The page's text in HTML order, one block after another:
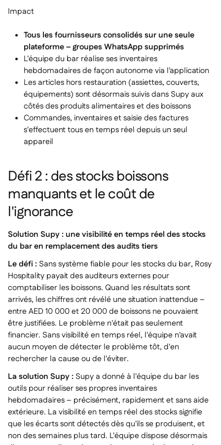
Impact
Tous les fournisseurs consolidés sur une seule
plateforme – groupes WhatsApp supprimés
L'équipe du bar réalise ses inventaires
hebdomadaires de façon autonome via l'application
Les articles hors restauration (assiettes, couverts,
équipements) sont désormais suivis dans Supy aux
côtés des produits alimentaires et des boissons
Commandes, inventaires et saisie des factures
s'effectuent tous en temps réel depuis un seul
appareil
Défi 2 : des stocks boissons
manquants et le coût de
l'ignorance
Solution Supy : une visibilité en temps réel des stocks
du bar en remplacement des audits tiers
Le défi : Sans système fiable pour les stocks du bar, Rosy
Hospitality payait des auditeurs externes pour
comptabiliser les boissons. Quand les résultats sont
arrivés, les chiffres ont révélé une situation inattendue –
entre AED 10 000 et 20 000 de boissons ne pouvaient
être justifiées. Le problème n'était pas seulement
financier. Sans visibilité en temps réel, l'équipe n'avait
aucun moyen de détecter le problème tôt, d'en
rechercher la cause ou de l'éviter.
La solution Supy : Supy a donné à l'équipe du bar les
outils pour réaliser ses propres inventaires
hebdomadaires – précisément, rapidement et sans aide
extérieure. La visibilité en temps réel des stocks signifie
que les écarts sont détectés dès qu'ils se produisent, et
non des semaines plus tard. L'équipe dispose désormais